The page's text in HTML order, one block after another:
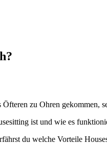
Öfteren zu Ohren gekommen,
ist und wie es
du welche Vorteile